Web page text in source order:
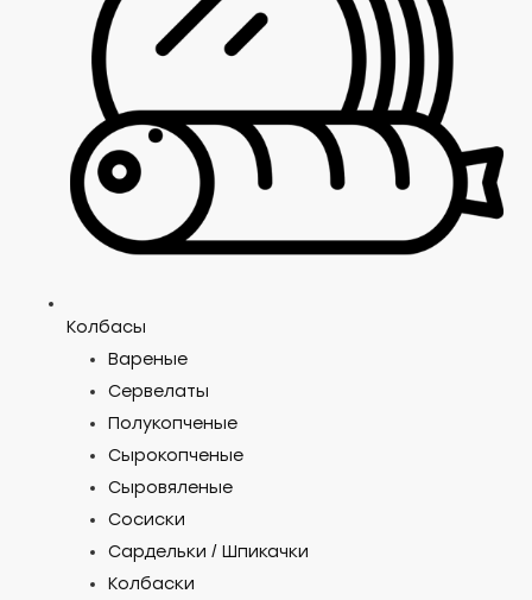
Колбасы
Вареные
Сервелаты
Полукопченые
Сырокопченые
Сыровяленые
Сосиски
Сардельки / Шпикачки
Колбаски